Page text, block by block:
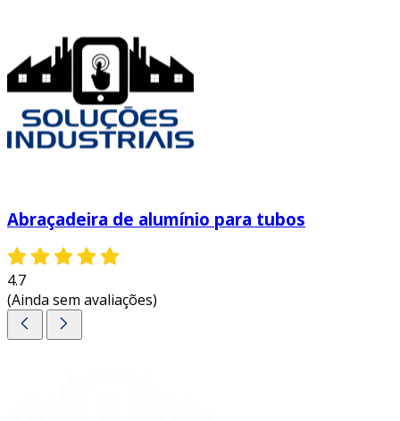
Abraçadeira de alumínio para tubos
4.7
(Ainda sem avaliações)